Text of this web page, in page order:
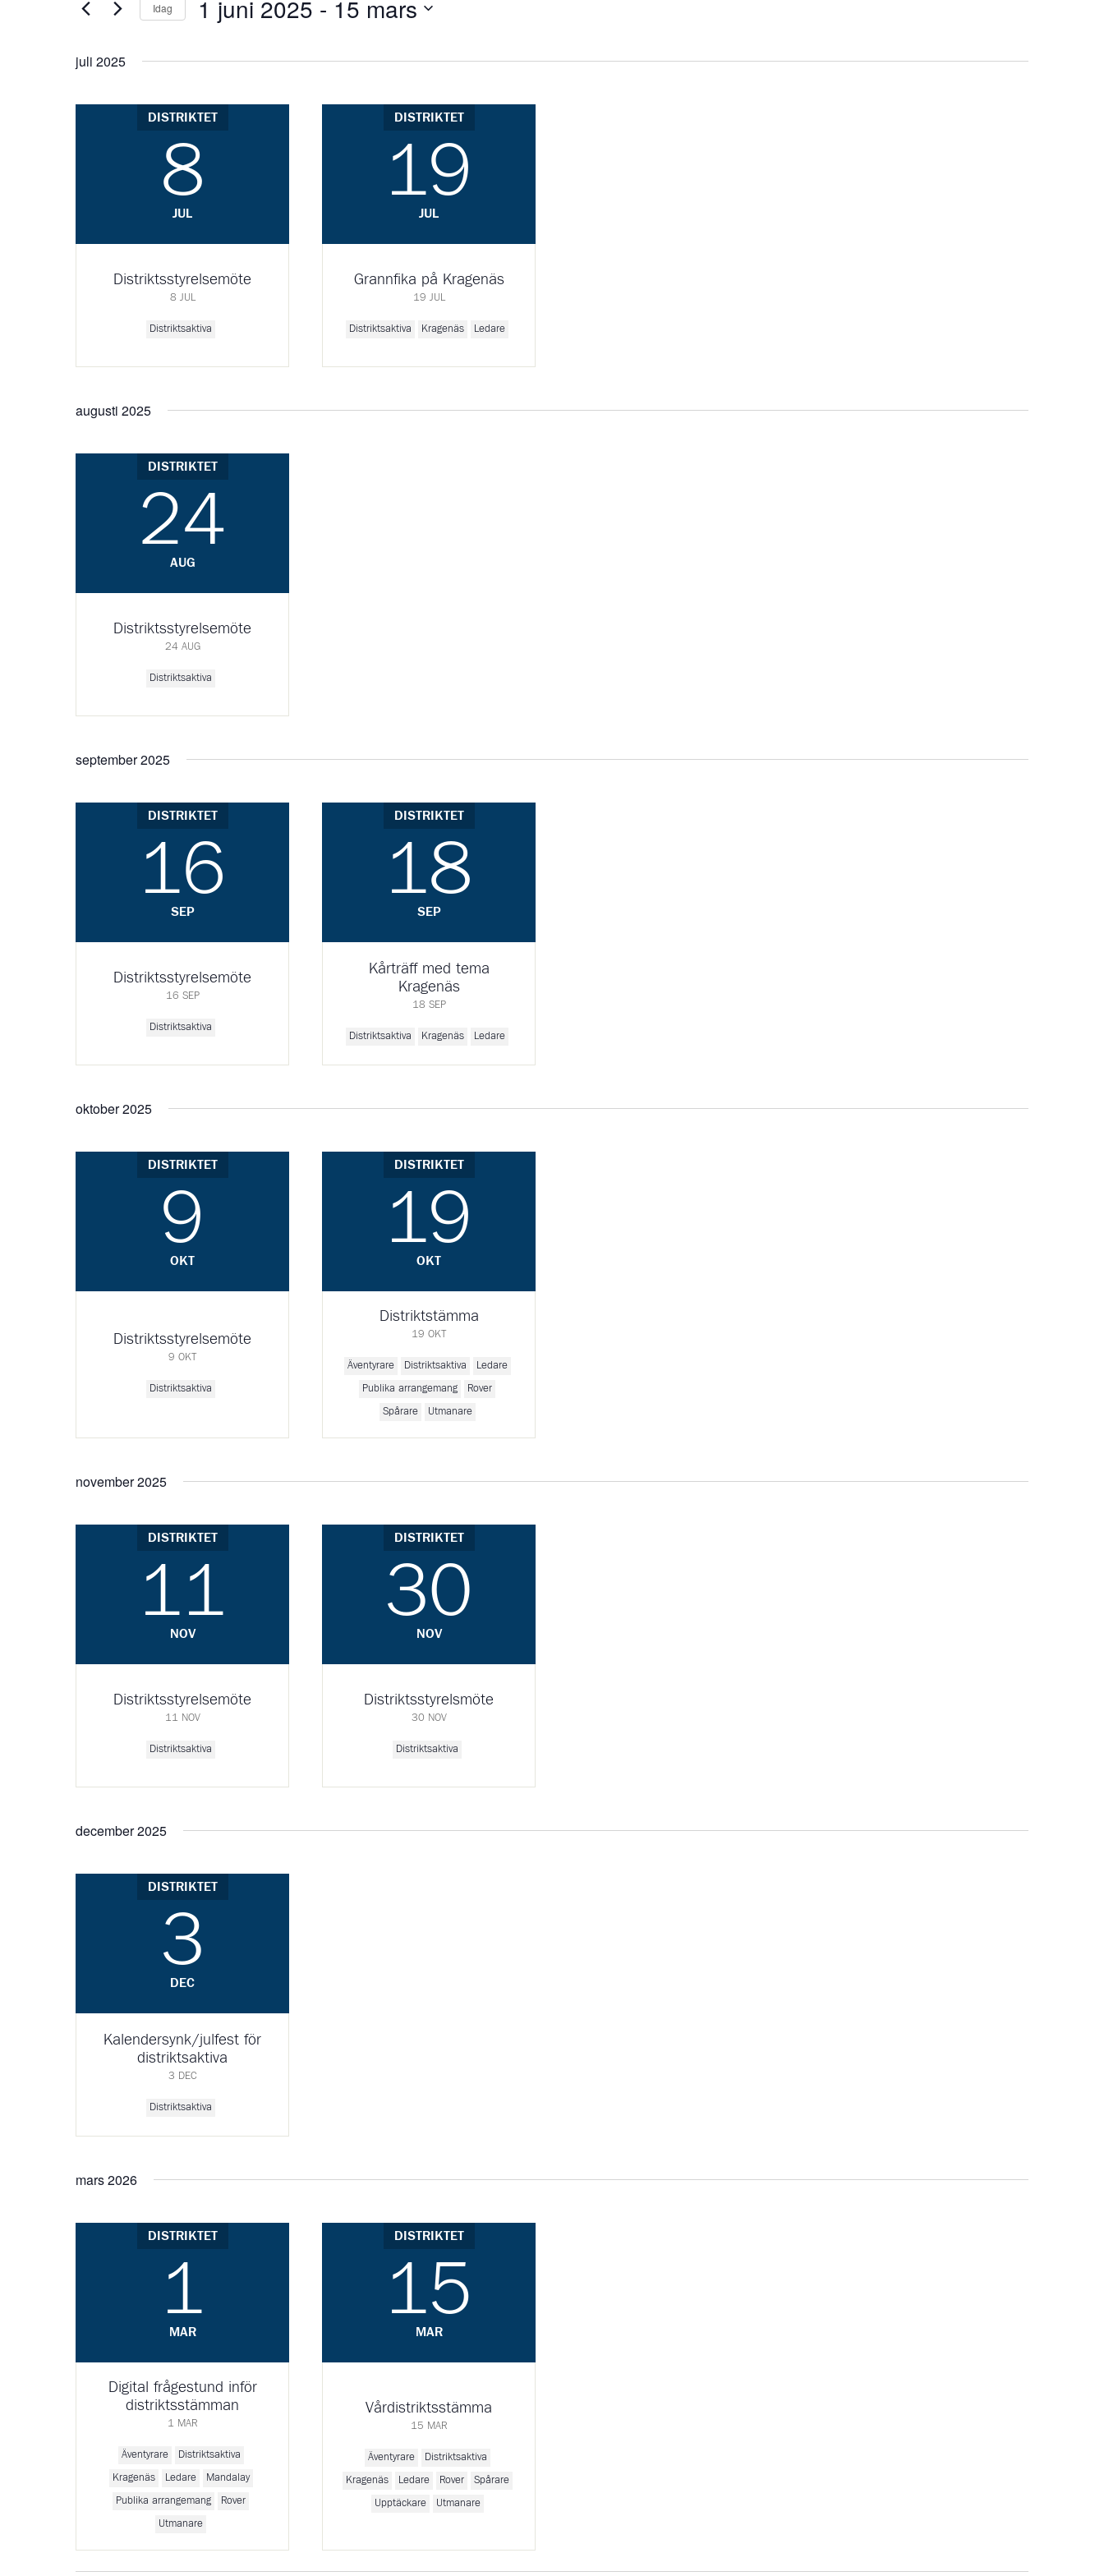
nyckelord.
Idag 1 juni 2025 - 15 mars
datum.
juli 2025
DISTRIKTET
8
JUL
Distriktsstyrelsemöte
8 JUL
Distriktsaktiva
DISTRIKTET
19
JUL
Grannfika på Kragenäs
19 JUL
Distriktsaktiva Kragenäs Ledare
augusti 2025
DISTRIKTET
24
AUG
Distriktsstyrelsemöte
24 AUG
Distriktsaktiva
september 2025
DISTRIKTET
16
SEP
Distriktsstyrelsemöte
16 SEP
Distriktsaktiva
DISTRIKTET
18
SEP
Kårträff med tema
Kragenäs
18 SEP
Distriktsaktiva Kragenäs Ledare
oktober 2025
DISTRIKTET
9
OKT
Distriktsstyrelsemöte
9 OKT
Distriktsaktiva
DISTRIKTET
19
OKT
Distriktstämma
19 OKT
Äventyrare Distriktsaktiva Ledare
Publika arrangemang Rover
Spårare Utmanare
november 2025
DISTRIKTET
11
NOV
Distriktsstyrelsemöte
11 NOV
Distriktsaktiva
DISTRIKTET
30
NOV
Distriktsstyrelsmöte
30 NOV
Distriktsaktiva
december 2025
DISTRIKTET
3
DEC
Kalendersynk/julfest för
distriktsaktiva
3 DEC
Distriktsaktiva
mars 2026
DISTRIKTET
1
MAR
Digital frågestund inför
distriktsstämman
1 MAR
Äventyrare Distriktsaktiva
Kragenäs Ledare Mandalay
Publika arrangemang Rover
Utmanare
DISTRIKTET
15
MAR
Vårdistriktsstämma
15 MAR
Äventyrare Distriktsaktiva
Kragenäs Ledare Rover Spårare
Upptäckare Utmanare